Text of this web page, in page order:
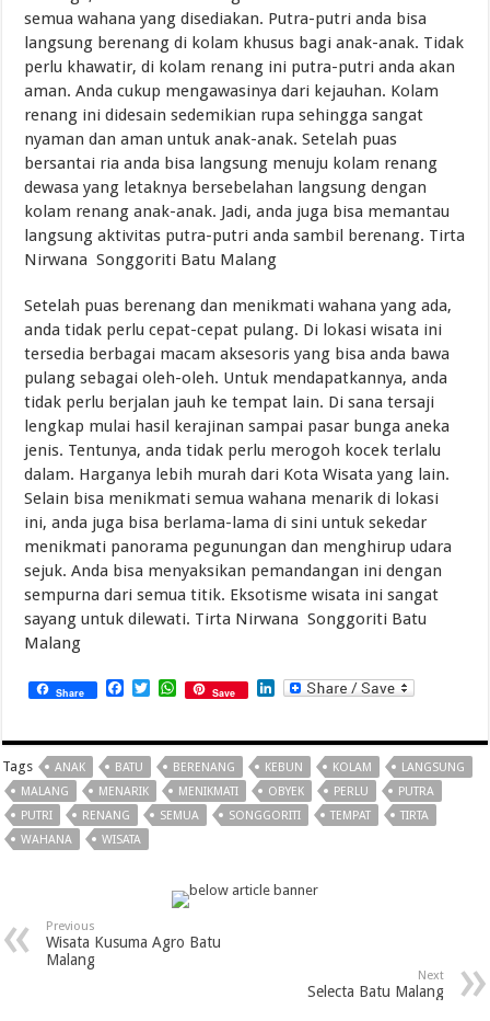
semua wahana yang disediakan. Putra-putri anda bisa
langsung berenang di kolam khusus bagi anak-anak. Tidak
perlu khawatir, di kolam renang ini putra-putri anda akan
aman. Anda cukup mengawasinya dari kejauhan. Kolam
renang ini didesain sedemikian rupa sehingga sangat
nyaman dan aman untuk anak-anak. Setelah puas
bersantai ria anda bisa langsung menuju kolam renang
dewasa yang letaknya bersebelahan langsung dengan
kolam renang anak-anak. Jadi, anda juga bisa memantau
langsung aktivitas putra-putri anda sambil berenang. Tirta
Nirwana Songgoriti Batu Malang
Setelah puas berenang dan menikmati wahana yang ada,
anda tidak perlu cepat-cepat pulang. Di lokasi wisata ini
tersedia berbagai macam aksesoris yang bisa anda bawa
pulang sebagai oleh-oleh. Untuk mendapatkannya, anda
tidak perlu berjalan jauh ke tempat lain. Di sana tersaji
lengkap mulai hasil kerajinan sampai pasar bunga aneka
jenis. Tentunya, anda tidak perlu merogoh kocek terlalu
dalam. Harganya lebih murah dari Kota Wisata yang lain.
Selain bisa menikmati semua wahana menarik di lokasi
ini, anda juga bisa berlama-lama di sini untuk sekedar
menikmati panorama pegunungan dan menghirup udara
sejuk. Anda bisa menyaksikan pemandangan ini dengan
sempurna dari semua titik. Eksotisme wisata ini sangat
sayang untuk dilewati. Tirta Nirwana Songgoriti Batu
Malang
Share Facebook
TwitterWhatsApp
Save LinkedIn
Tags ANAK BATU BERENANG KEBUN KOLAM
LANGSUNG
MALANG
MENARIK MENIKMATI OBYEK PERLU
PUTRA
PUTRI
RENANG SEMUA SONGGORITI TEMPAT
TIRTA
WAHANA
WISATA
Previous
Wisata Kusuma Agro Batu
Malang
Next
Selecta Batu Malang